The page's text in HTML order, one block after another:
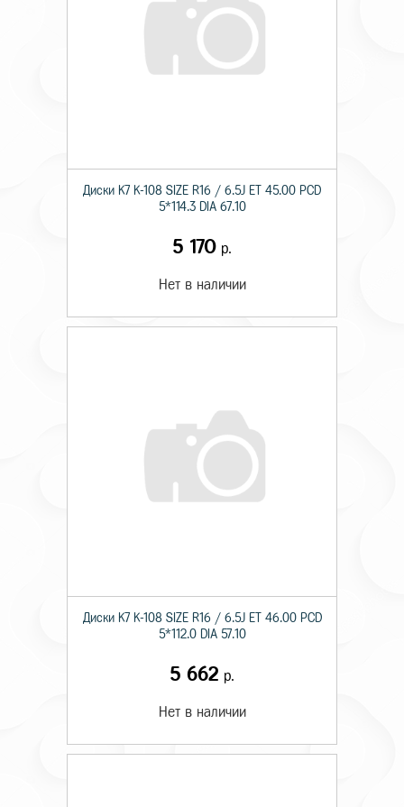
Диски K7 K-108 SIZE R16 / 6.5J ET 45.00 PCD
5*114.3 DIA 67.10
5 170 р.
Нет в наличии
Диски K7 K-108 SIZE R16 / 6.5J ET 46.00 PCD
5*112.0 DIA 57.10
5 662 р.
Нет в наличии